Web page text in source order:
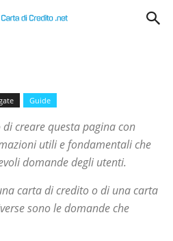
Guide
creare questa pagina con
utili e fondamentali che
domande degli utenti.
carta di credito o di una carta
sono le domande che